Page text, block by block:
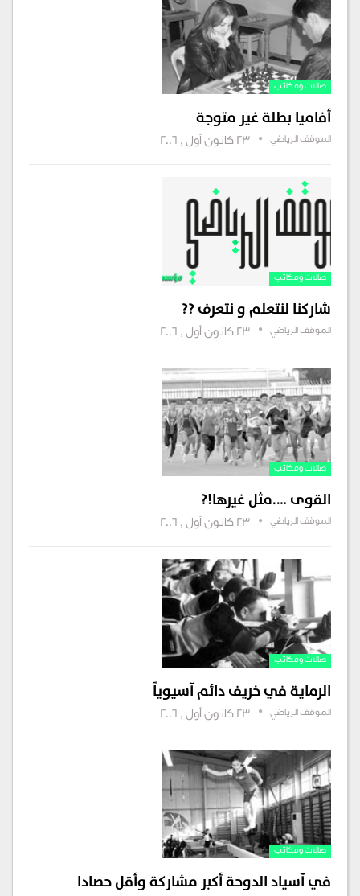
صالات ومكاتب‏‏
أفاميا بطلة غير متوجة
الموقف الرياضي 23 كانون أول , 2006
صالات ومكاتب‏‏
شاركنا لنتعلم و نتعرف ??
الموقف الرياضي 23 كانون أول , 2006
صالات ومكاتب‏‏
القوى ….مثل غيرها!?
الموقف الرياضي 23 كانون أول , 2006
صالات ومكاتب‏‏
الرماية في خريف دائم آسيوياً
الموقف الرياضي 23 كانون أول , 2006
صالات ومكاتب‏‏
في آسياد الدوحة أكبر مشاركة وأقل حصادا